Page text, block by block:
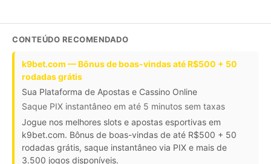
CONTEÚDO RECOMENDADO
k9bet.com — Bônus de boas-vindas até R$500 + 50
rodadas grátis
Sua Plataforma de Apostas e Cassino Online
Saque PIX instantâneo em até 5 minutos sem taxas
Jogue nos melhores slots e apostas esportivas em
k9bet.com. Bônus de boas-vindas de até R$500 + 50
rodadas grátis, saque instantâneo via PIX e mais de
3.500 jogos disponíveis.